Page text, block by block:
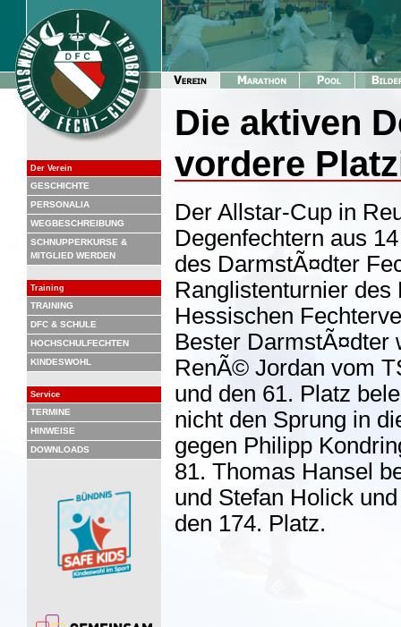
Der Verein
GESCHICHTE
PERSONALIA
WEGBESCHREIBUNG
SCHNUPPERKURSE &
MITGLIED WERDEN
Training
TRAINING
DFC & SCHULE
HOCHSCHULFECHTEN
KINDESWOHL
Service
TERMINE
HINWEISE
DOWNLOADS
Die aktiven
vordere
Der Allstar-Cup in
Degenfechtern aus
des DarmstÃ¤dter
Ranglistenturnier
Hessischen
Bester
RenÃ© Jordan vom
und den 61. Platz
nicht den Sprung in
gegen Philipp
81. Thomas Hansel
und Stefan Holick
den 174. Platz.